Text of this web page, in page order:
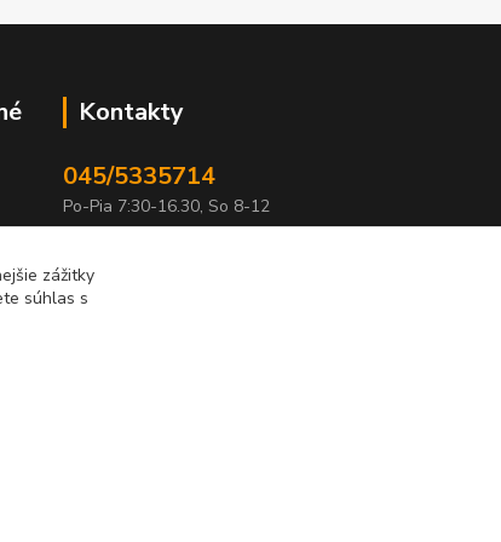
Kontakty
045/5335714
Po-Pia 7:30-16.30, So 8-12
zážitky
súhlas s